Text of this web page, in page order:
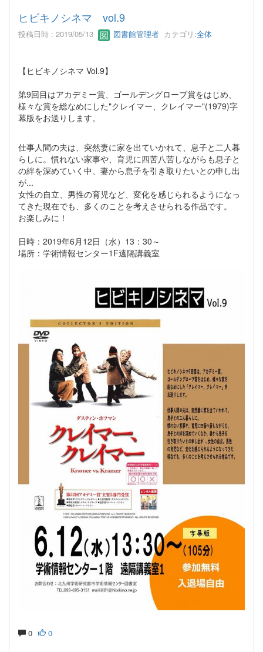
ヒビキノシネマ vol.9
投稿日時 : 2019/05/13 図書館管理者 カテゴリ:全体
【ヒビキノシネマ Vol.9】
第9回目はアカデミー賞、ゴールデングローブ賞をはじめ、
様々な賞を総なめにした"クレイマー、クレイマー"(1979)字
幕版をお送りします。
仕事人間の夫は、突然妻に家を出ていかれて、息子と二人暮
らしに。慣れない家事や、育児に四苦八苦しながらも息子と
の絆を深めていく中、妻から息子を引き取りたいとの申し出
が...
女性の自立、男性の育児など、変化を感じられるようになっ
てきた現在でも、多くのことを考えさせられる作品です。
お楽しみに！
日時：2019年6月12日（水）13：30～
場所：学術情報センター1F遠隔講義室
0 0